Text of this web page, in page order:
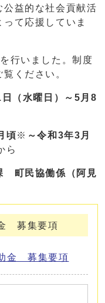
益的な社会貢献活
て応援していま
行いました。制度
ください。
（水曜日）～5月8
頃※ ～令和3年3月
ら
協働係（阿見
募集要項
金 募集要項